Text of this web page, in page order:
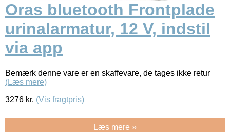
Oras bluetooth Frontplade
urinalarmatur, 12 V, indstil
via app
Bemærk denne vare er en skaffevare, de tages ikke retur
(Læs mere)
3276 kr. (Vis fragtpris)
Læs mere »